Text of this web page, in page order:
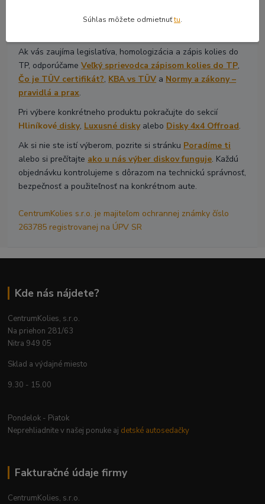
prehľad rozmerov diskov,Výber diskov podľa cieľa
Ak vás zaujíma legislatíva, homologizácia a zápis kolies do
TP, odporúčameVeľký sprievodca zápisom kolies do TP,
Čo je TÜV certifikát?, KBA vs TÜV a Normy a zákony –
pravidlá a prax.
Pri výbere konkrétneho produktu pokračujte do sekcií
Hliníkové disky, Luxusné diskyalebo Disky 4x4 Offroad.
Ak si nie ste istí výberom, pozrite si stránku Poradíme ti
alebo si prečítajte ako u nás výber diskov funguje. Každú
objednávku kontrolujeme s dôrazom na technickú správnosť,
bezpečnosť a použiteľnosť na konkrétnom aute.
CentrumKolies s.r.o. je majiteľom ochrannej známky číslo
263785 registrovanej na ÚPV SR
Kde nás nájdete?
CentrumKolies, s.r.o.
Na priehon 281/63
Nitra 949 05
Sklad a výdajné miesto
9.30 - 15.00
Pondelok - Piatok
Neprehliadnite v našej ponuke aj detské autosedačky
Fakturačné údaje firmy
CentrumKolies, s.r.o.
Súhlas môžete odmietnuťtu.